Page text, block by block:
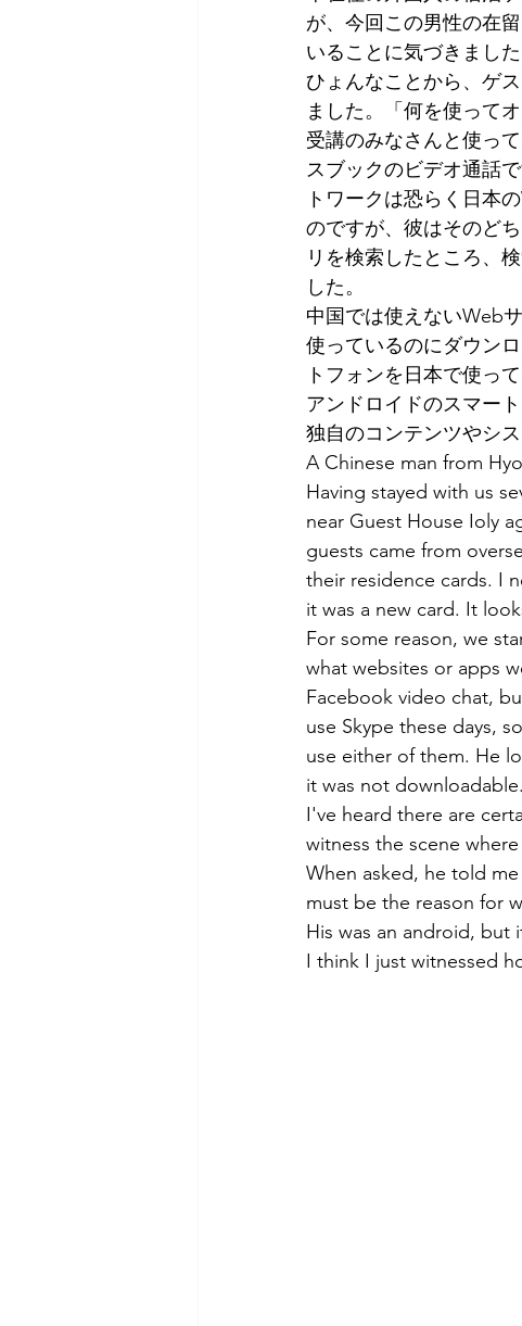
が、今回この男性の在
いることに気づきまし
ひょんなことから、ゲ
ました。「何を使って
受講のみなさんと使っ
スブックのビデオ通話
トワークは恐らく日本
のですが、彼はそのど
リを検索したところ、
した。
中国では使えないWeb
使っているのにダウン
トフォンを日本で使っ
アンドロイドのスマー
独自のコンテンツやシ
A Chinese man from
Having stayed with us
near Guest House Ioly
guests came from
their residence cards. I
it was a new card. It
For some reason, we
what websites or apps
Facebook video chat,
use Skype these days,
use either of them. He
it was not downloadable.
I've heard there are
witness the scene
When asked, he told
must be the reason for
His was an android, but
I think I just witnessed